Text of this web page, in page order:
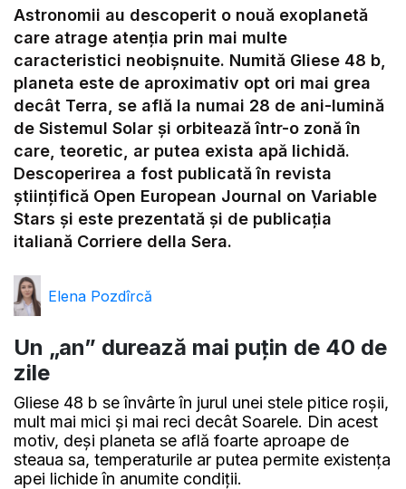
Astronomii au descoperit o nouă exoplanetă
care atrage atenția prin mai multe
caracteristici neobișnuite. Numită Gliese 48 b,
planeta este de aproximativ opt ori mai grea
decât Terra, se află la numai 28 de ani-lumină
de Sistemul Solar și orbitează într-o zonă în
care, teoretic, ar putea exista apă lichidă.
Descoperirea a fost publicată în revista
științifică Open European Journal on Variable
Stars și este prezentată și de publicația
italiană Corriere della Sera.
Elena Pozdîrcă
Un „an” durează mai puțin de 40 de
zile
Gliese 48 b se învârte în jurul unei stele pitice roșii,
mult mai mici și mai reci decât Soarele. Din acest
motiv, deși planeta se află foarte aproape de
steaua sa, temperaturile ar putea permite existența
apei lichide în anumite condiții.